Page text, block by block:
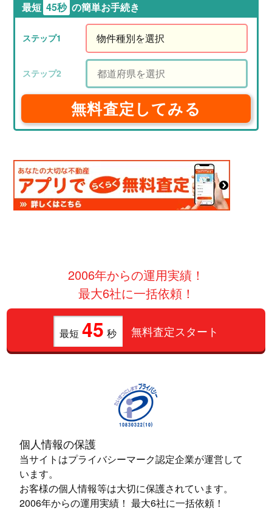
最短 45秒 の簡単お手続き
無料査定してみる
2006年からの運用実績！
最大6社に一括依頼！
最短 45 秒 無料査定スタート
個人情報の保護
当サイトはプライバシーマーク認定企業が運営して
います。
お客様の個人情報等は大切に保護されています。
2006年からの運用実績！ 最大6社に一括依頼！